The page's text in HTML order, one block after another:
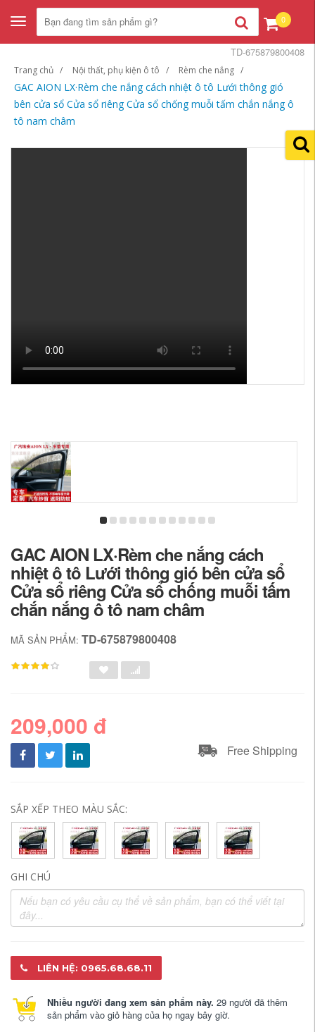
Toggle
navigation
0
Trang chủ Nội thất, phụ kiện ô tô Rèm che nắng
GAC AION LX·Rèm che nắng cách nhiệt ô tô Lưới thông gió
bên cửa sổ Cửa sổ riêng Cửa sổ chống muỗi tấm chắn nắng ô
tô nam châm
TD-675879800408
GAC AION LX·Rèm che nắng cách
nhiệt ô tô Lưới thông gió bên cửa sổ
Cửa sổ riêng Cửa sổ chống muỗi tấm
chắn nắng ô tô nam châm
MÃ SẢN PHẨM: TD-675879800408
209,000 đ
Free Shipping
SẮP XẾP THEO MÀU SẮC:
GHI CHÚ
LIÊN HỆ: 0965.68.68.11
Nhiều người đang xem sản phẩm này. 29 người đã thêm
sản phẩm vào giỏ hàng của họ ngay bây giờ.